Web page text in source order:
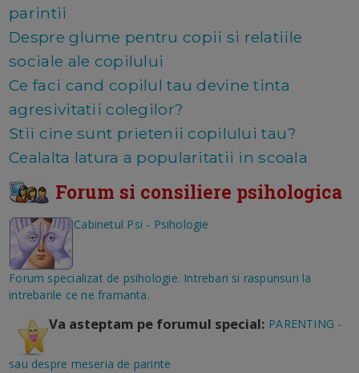
parintii
Despre glume pentru copii si relatiile
sociale ale copilului
Ce faci cand copilul tau devine tinta
agresivitatii colegilor?
Stii cine sunt prietenii copilului tau?
Cealalta latura a popularitatii in scoala
Forum si consiliere psihologica
Cabinetul Psi - Psihologie
Forum specializat de psihologie. Intrebari si raspunsuri la
intrebarile ce ne framanta.
Va asteptam pe forumul special: PARENTING -
sau despre meseria de parinte